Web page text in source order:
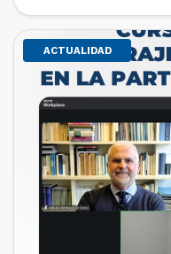
de estudiantes de […]
ACTUALIDAD